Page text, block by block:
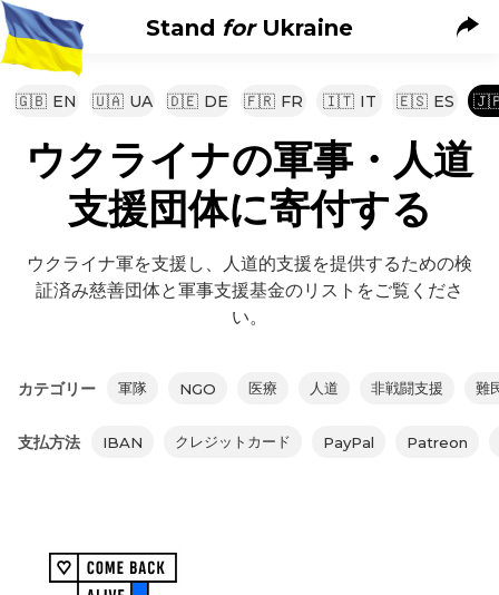
Stand forUkraine
🇬🇧 EN 🇺🇦 UA 🇩🇪 DE 🇫🇷 FR 🇮🇹 IT 🇪🇸 ES
ウクライナの軍事・人道
支援団体に寄付する
ウクライナ軍を支援し、人道的支援を提供するための検
証済み慈善団体と軍事支援基金のリストをご覧くださ
い。
カテゴリー 軍隊 NGO 医療 人道 非戦闘支援 難
支払方法 IBAN クレジットカード PayPal Patreon